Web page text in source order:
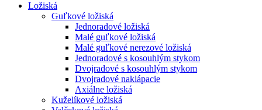
Ložiská
Guľkové ložiská
Jednoradové ložiská
Malé guľkové ložiská
Malé guľkové nerezové ložiská
Jednoradové s kosouhlým stykom
Dvojradové s kosouhlým stykom
Dvojradové naklápacie
Axiálne ložiská
Kuželíkové ložiská